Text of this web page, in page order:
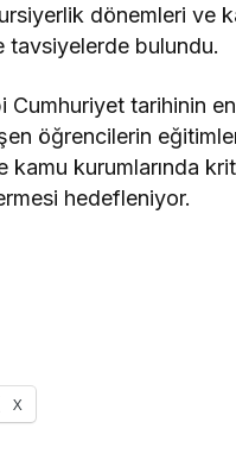
dönemleri ve
tavsiyelerde bulundu.
Cumhuriyet tarihinin
öğrencilerin
kamu kurumlarında
hedefleniyor.
X